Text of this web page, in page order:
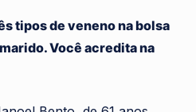
tipos de veneno na bolsa
Você acredita na